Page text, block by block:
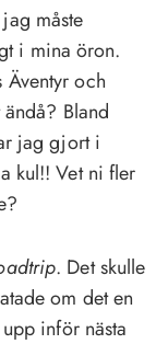
måste
i mina öron.
Äventyr och
Bland
jag gjort i
kul!! Vet ni fler
. Det skulle
om det en
inför nästa